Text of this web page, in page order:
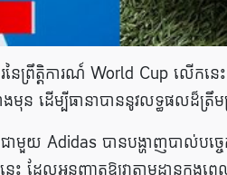
ព្រឹត្តិការណ៍ World Cup លើកនេះ
ងមុន ដើម្បីធានាបាននូវលទ្ធផលដ៏ត្
មួយ Adidas បានបង្ហាញបាល់បច្ច